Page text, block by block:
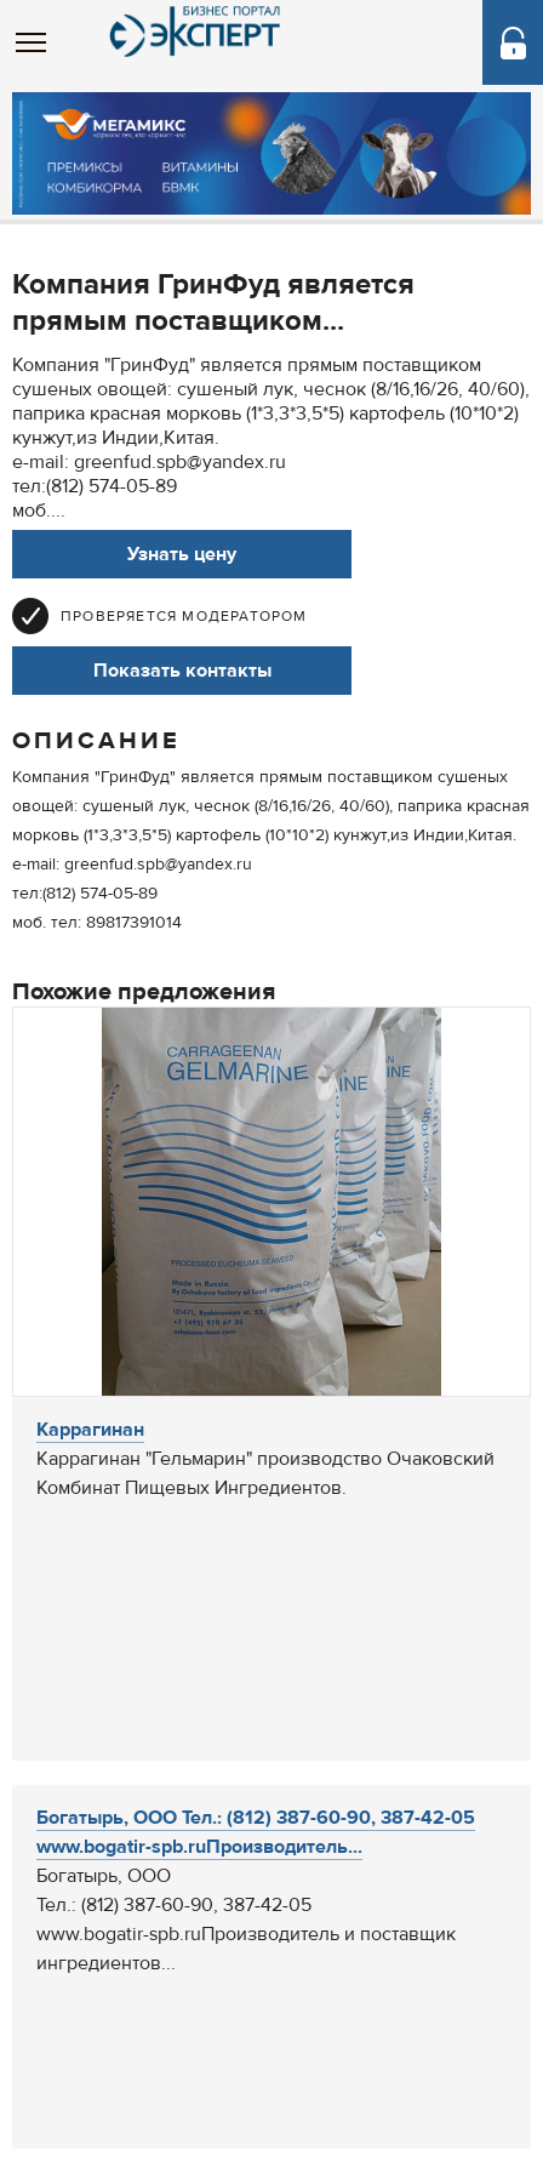
Компания ГринФуд является
прямым поставщиком...
Компания "ГринФуд" является прямым поставщиком
сушеных овощей: сушеный лук, чеснок (8/16,16/26, 40/60),
паприка красная морковь (1*3,3*3,5*5) картофель (10*10*2)
кунжут,из Индии,Китая.
e-mail: greenfud.spb@yandex.ru
тел:(812) 574-05-89
моб....
Узнать цену
ПРОВЕРЯЕТСЯ МОДЕРАТОРОМ
Показать контакты
ОПИСАНИЕ
Компания "ГринФуд" является прямым поставщиком сушеных
овощей: сушеный лук, чеснок (8/16,16/26, 40/60), паприка красная
морковь (1*3,3*3,5*5) картофель (10*10*2) кунжут,из Индии,Китая.
e-mail: greenfud.spb@yandex.ru
тел:(812) 574-05-89
моб. тел: 89817391014
Похожие предложения
Каррагинан
Каррагинан "Гельмарин" производство Очаковский
Комбинат Пищевых Ингредиентов.
Богатырь, ООО Тел.: (812) 387-60-90, 387-42-05
www.bogatir-spb.ruПроизводитель...
Богатырь, ООО
Тел.: (812) 387-60-90, 387-42-05
www.bogatir-spb.ruПроизводитель и поставщик
ингредиентов...